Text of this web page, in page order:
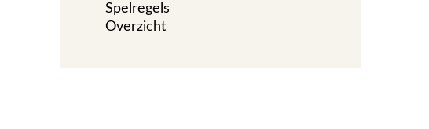
Spelregels
Overzicht